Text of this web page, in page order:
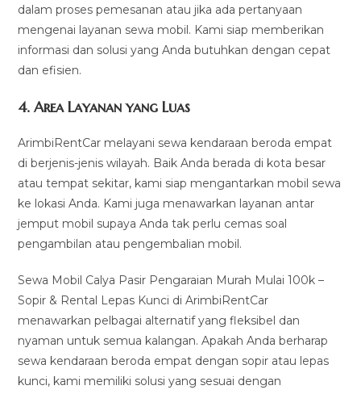
dalam proses pemesanan atau jika ada pertanyaan
mengenai layanan sewa mobil. Kami siap memberikan
informasi dan solusi yang Anda butuhkan dengan cepat
dan efisien.
4.Area Layanan yang Luas
ArimbiRentCar melayani sewa kendaraan beroda empat
di berjenis-jenis wilayah. Baik Anda berada di kota besar
atau tempat sekitar, kami siap mengantarkan mobil sewa
ke lokasi Anda. Kami juga menawarkan layanan antar
jemput mobil supaya Anda tak perlu cemas soal
pengambilan atau pengembalian mobil.
Sewa Mobil Calya Pasir Pengaraian Murah Mulai 100k –
Sopir & Rental Lepas Kunci di ArimbiRentCar
menawarkan pelbagai alternatif yang fleksibel dan
nyaman untuk semua kalangan. Apakah Anda berharap
sewa kendaraan beroda empat dengan sopir atau lepas
kunci, kami memiliki solusi yang sesuai dengan